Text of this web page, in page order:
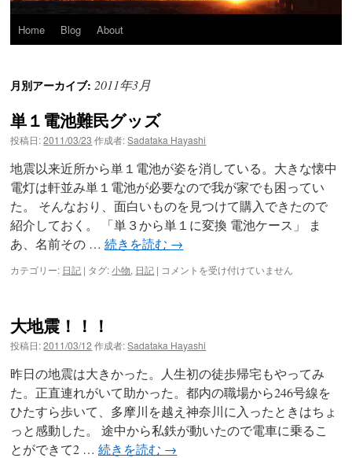
コ
テ
ン
ツ
へ
ス
キ
ッ
Home Blog About
月別アーカイブ: 2011年3月
単１電池難民グッズ
投稿日: 2011/03/23 作成者: Sadataka Hayashi
地震以来近所から単１電池が姿を消している。大きな懐中
電灯は軒並み単１電池が必要なので我が家でも困ってい
た。 そんなおり、面白いものを見つけて購入できたので
紹介しておく。 「単３から単１に変換 電池ケース」 ま
あ、名前その …続きを読む →
カテゴリー: 日記 | タグ: 小物, 日記 | 単
グ
ッ
ズ
は
コメントを受け付けていません
大地震！！！
投稿日: 2011/03/12 作成者: Sadataka Hayashi
昨日の地震は大きかった。人生初の徒歩帰宅もやってみ
た。正直連れがいて助かった。都内の職場から246号線を
ひたすら歩いて、多摩川を越え神奈川に入ったときはちょ
っと感動した。 途中から私鉄が動いたので電車に乗るこ
とができて2 …続きを読む →